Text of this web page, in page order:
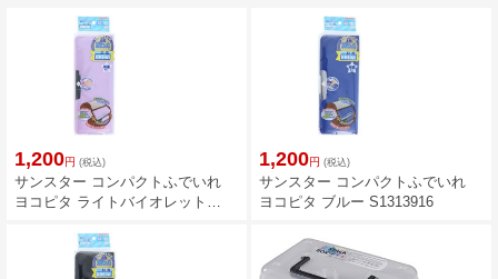
1,200円 (税込)
サンスター コンパクトふでいれ
ヨコピタ ライトバイオレット
1,200円 (税込)
サンスター コンパクトふでいれ
ヨコピタ ブルー S1313916